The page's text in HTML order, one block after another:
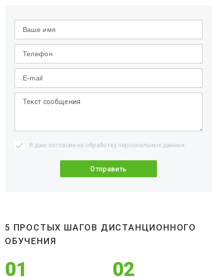
Я даю согласие на обработку персональных данных
5 ПРОСТЫХ ШАГОВ ДИСТАНЦИОННОГО
ОБУЧЕНИЯ
01 02